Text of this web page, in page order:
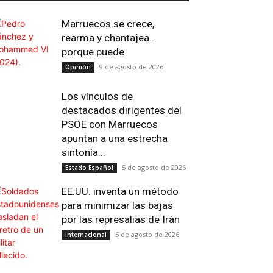
Marruecos se crece,
rearma y chantajea…
porque puede
Opinión 9 de agosto de 2026
Los vínculos de
destacados dirigentes del
PSOE con Marruecos
apuntan a una estrecha
sintonía...
Estado Español 5 de agosto de 2026
EE.UU. inventa un método
para minimizar las bajas
por las represalias de Irán
Internacional 5 de agosto de 2026